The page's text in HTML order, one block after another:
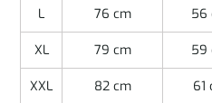
L 76 cm 56
XL 79 cm 59
XXL 82 cm 61